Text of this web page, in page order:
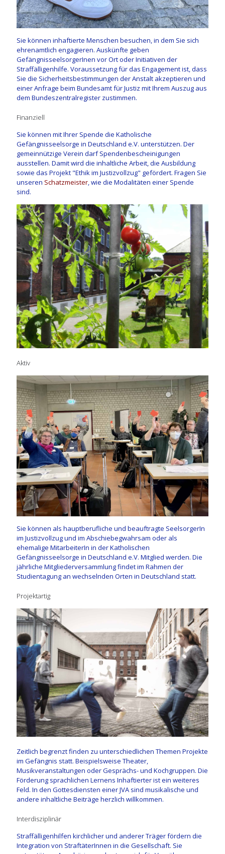
Sie können inhaftierte Menschen besuchen, in dem Sie sich
ehrenamtlich engagieren. Auskünfte geben
GefängnisseelsorgerInen vor Ort oder Initiativen der
Straffälligenhilfe. Voraussetzung für das Engagement ist, dass
Sie die Sicherheitsbestimmungen der Anstalt akzeptieren und
einer Anfrage beim Bundesamt für Justiz mit Ihrem Auszug aus
dem Bundeszentralregister zustimmen.
Finanziell
Sie können mit Ihrer Spende die Katholische
Gefängnisseelsorge in Deutschland e.V. unterstützen. Der
gemeinnützige Verein darf Spendenbescheinigungen
ausstellen. Damit wird die inhaltliche Arbeit, die Ausbildung
sowie das Projekt "Ethik im Justizvollzug" gefördert. Fragen Sie
unseren Schatzmeister , wie die Modalitäten einer Spende
sind.
Aktiv
Sie können als hauptberufliche und beauftragte SeelsorgerIn
im Justizvollzug und im Abschiebegwahrsam oder als
ehemalige MitarbeiterIn in der Katholischen
Gefängnisseelsorge in Deutschland e.V. Mitglied werden. Die
jährliche Mitgliederversammlung findet im Rahmen der
Studientagung an wechselnden Orten in Deutschland statt.
Projektartig
Zeitlich begrenzt finden zu unterschiedlichen Themen Projekte
im Gefängnis statt. Beispielsweise Theater,
Musikveranstaltungen oder Gesprächs- und Kochgruppen. Die
Förderung sprachlichen Lernens Inhaftierter ist ein weiteres
Feld. In den Gottesdiensten einer JVA sind musikalische und
andere inhaltliche Beiträge herzlich willkommen.
Interdisziplinär
Straffälligenhilfen kirchlicher und anderer Träger fördern die
Integration von StraftäterInnen in die Gesellschaft. Sie